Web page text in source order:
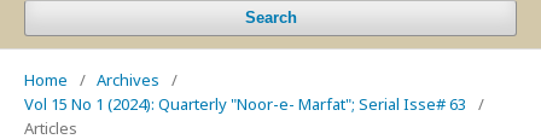
Search
Home / Archives
/
Vol 15 No 1 (2024): Quarterly "Noor-e- Marfat"; Serial Isse# 63
/
Articles